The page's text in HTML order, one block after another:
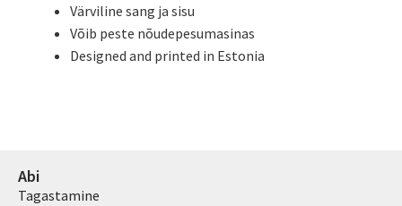
Värviline sang ja sisu
Võib peste nõudepesumasinas
Designed and printed in Estonia
Abi
Tagastamine